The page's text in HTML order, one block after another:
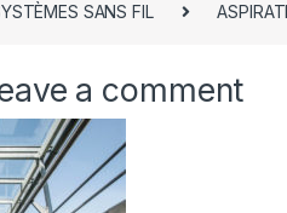
SANS FIL
a comment